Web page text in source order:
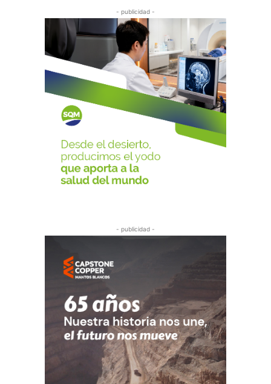
- publicidad -
- publicidad -